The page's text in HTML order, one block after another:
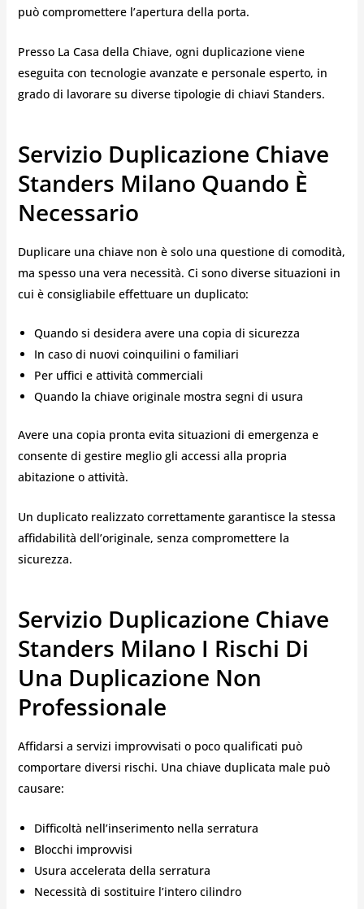
può compromettere l’apertura della porta.
Presso La Casa della Chiave, ogni duplicazione viene
eseguita con tecnologie avanzate e personale esperto, in
grado di lavorare su diverse tipologie di chiavi Standers.
Servizio Duplicazione Chiave
Standers Milano Quando È
Necessario
Duplicare una chiave non è solo una questione di comodità,
ma spesso una vera necessità. Ci sono diverse situazioni in
cui è consigliabile effettuare un duplicato:
Quando si desidera avere una copia di sicurezza
In caso di nuovi coinquilini o familiari
Per uffici e attività commerciali
Quando la chiave originale mostra segni di usura
Avere una copia pronta evita situazioni di emergenza e
consente di gestire meglio gli accessi alla propria
abitazione o attività.
Un duplicato realizzato correttamente garantisce la stessa
affidabilità dell’originale, senza compromettere la
sicurezza.
Servizio Duplicazione Chiave
Standers Milano I Rischi Di
Una Duplicazione Non
Professionale
Affidarsi a servizi improvvisati o poco qualificati può
comportare diversi rischi. Una chiave duplicata male può
causare:
Difficoltà nell’inserimento nella serratura
Blocchi improvvisi
Usura accelerata della serratura
Necessità di sostituire l’intero cilindro